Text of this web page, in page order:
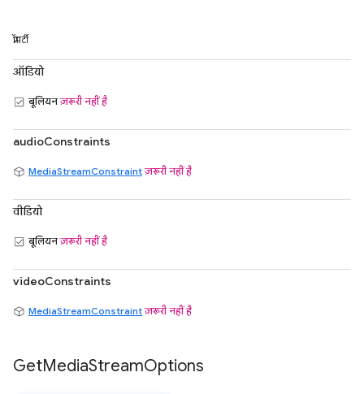
प्रॉपर्टी
ऑडियो
बूलियनज़रूरी नहीं है
audioConstraints
MediaStreamConstraint ज़रूरी नहीं है
वीडियो
बूलियनज़रूरी नहीं है
videoConstraints
MediaStreamConstraint ज़रूरी नहीं है
GetMediaStreamOptions